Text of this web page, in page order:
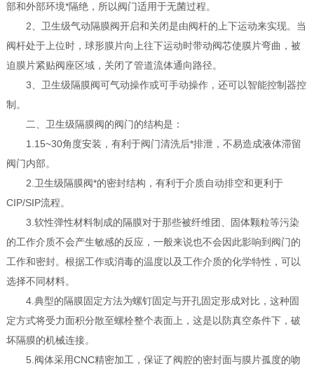
部和外部环境*隔绝，所以阀门适用于无菌过程。
2、卫生级气动隔膜阀开启和关闭是由阀杆的上下运动来实现。当
阀杆处于上位时，球形膜片向上往下运动时带动阀芯使膜片弯曲，被
迫膜片紧贴阀座区域，关闭了管道流体通向路径。
3、卫生级隔膜阀可气动操作或可手动操作，还可以智能控制器控
制。
二、卫生级隔膜阀的阀门的结构是：
1.15~30角度安装，有利于阀门清洗后*排泄，不易造成液体滞留
阀门内部。
2.卫生级隔膜阀*的密封结构，有利于介质自动排空和更利于
CIP/SIP流程。
3.软性弹性材料制成的隔膜对于那些被纤维团、固体颗粒等污染
的工作介质不会产生敏感的反应，一般来说也不会因此影响到阀门的
工作和密封。根据工作或消毒的温度以及工作介质的化学特性，可以
选择不同材料。
4.典型的隔膜固定方法为螺钉固定与开孔固定形成对比，这种固
定方式将受力面积分散至螺栓整个表面上，这是以防真空条件下，破
坏隔膜的机械连接。
5.阀体采用CNC精密加工，保证了阀腔的密封面与膜片孤度的吻